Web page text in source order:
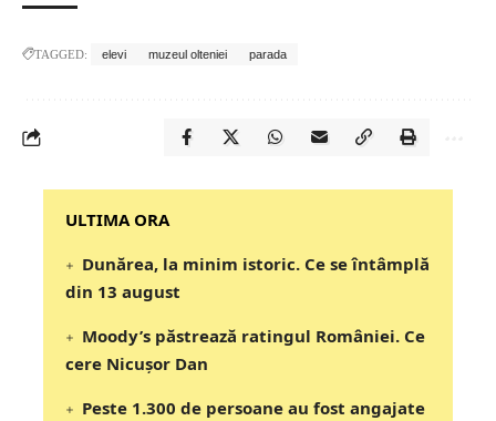
TAGGED: elevi muzeul olteniei parada
‎‎‎‎‎‎‎ULTIMA ORA
Dunărea, la minim istoric. Ce se întâmplă
din 13 august
Moody’s păstrează ratingul României. Ce
cere Nicușor Dan
Peste 1.300 de persoane au fost angajate